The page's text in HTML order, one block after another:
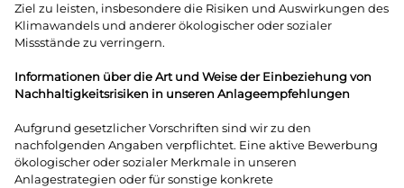
Ziel zu leisten, insbesondere die Risiken und Auswirkungen des
Klimawandels und anderer ökologischer oder sozialer
Missstände zu verringern.
Informationen über die Art und Weise der Einbeziehung von
Nachhaltigkeitsrisiken in unseren Anlageempfehlungen
Aufgrund gesetzlicher Vorschriften sind wir zu den
nachfolgenden Angaben verpflichtet. Eine aktive Bewerbung
ökologischer oder sozialer Merkmale in unseren
Anlagestrategien oder für sonstige konkrete